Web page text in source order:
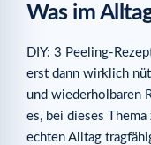
Was im
DIY: 3 Peeling-
erst dann wirklich
und wiederholbaren
es, bei dieses
echten Alltag